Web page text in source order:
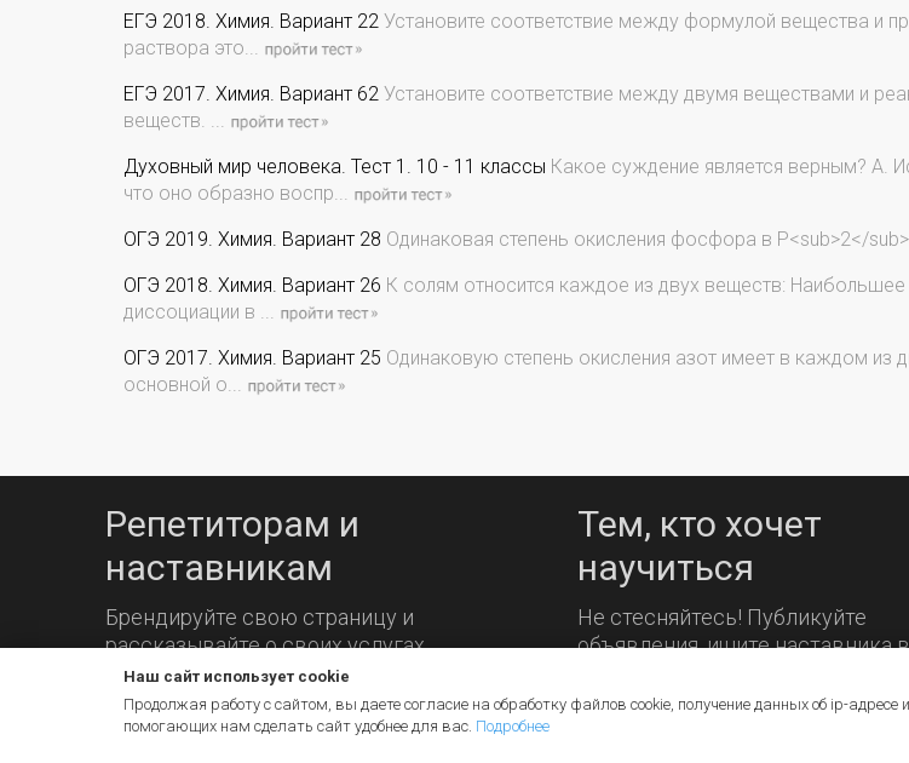
ЕГЭ 2018. Химия. Вариант 22 Установите соответствие между формулой вещества и
раствора это...
ЕГЭ 2017. Химия. Вариант 62 Установите соответствие между двумя веществами и
веществ. ...
Духовный мир человека. Тест 1. 10 - 11 классы Какое суждение является верным? А.
что оно образно воспр...
ОГЭ 2019. Химия. Вариант 28 Одинаковая степень окисления фосфора в P<sub>2</
ОГЭ 2018. Химия. Вариант 26 К солям относится каждое из двух веществ:
диссоциации в ...
ОГЭ 2017. Химия. Вариант 25 Одинаковую степень окисления азот имеет в каждом из
основной о...
Репетиторам и
наставникам
Брендируйте свою страницу и
рассказывайте о своих услугах.
Тем, кто хочет
научиться
Не стесняйтесь! Публикуйте
объявления, ищите наставника в
Наш сайт использует cookie
Продолжая работу с сайтом, вы даете согласие на обработку файлов cookie, получение данных об ip-адресе
помогающих нам сделать сайт удобнее для вас. Подробнее